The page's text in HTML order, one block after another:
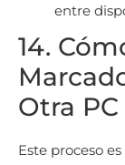
entre
14.
Otra PC
Este proceso